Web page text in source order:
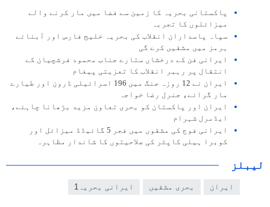
پاکستانی بحریہ کا زمین سے فضا میں مار کرنے والے
میزائلوں کا تجربہ
سپاہ پاسداران انقلاب کی بحریہ خلیج فارس اور آبنائے
ہرمز میں مشقیں کرے گی
ایرانی فن کے درخشاں ستارے جناب محمود فرشچیان کے
انتقال پر رہبر انقلاب کا تعزیتی پیغام
ایران نے 12 روزہ جنگ میں 196 اسرائیلی ڈرون اور طیارے
مار گرائے، جنرل رضا خواجہ
ایران اور پاکستان کو بحری تعاون مزید بڑھانا چاہئے،
ایڈمرل شہرام
ایرانی فوج کی مشقوں میں فجر 5 گائیڈڈ میزائل اور
کوبرا ہیلی کاپٹر کی صلاحیتوں کا شاندار مظاہرہ
لیبلز
ایران بحری مشقیں ایرانی بحریہ1